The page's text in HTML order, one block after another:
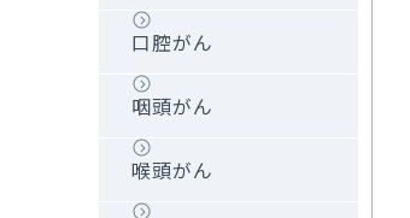
医師紹介
置
低侵襲心臓手術セン
ター長のご紹介
症例実績
デバイス植込み後の
管理
リード抜去について
実績
口腔がん
咽頭がん
喉頭がん